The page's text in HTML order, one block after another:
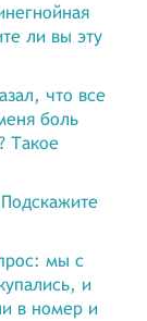
ли вы эту
что все
боль
Такое
мы с
и
в номер и